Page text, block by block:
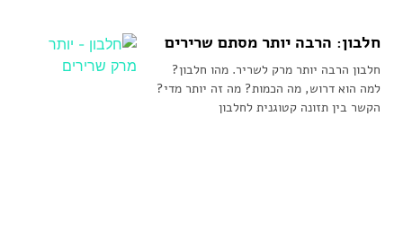
חלבון: הרבה יותר מסתם שרירים
חלבון הרבה יותר מרק לשריר. מהו חלבון?
למה הוא דרוש, מה הכמות? מה זה יותר מדי?
הקשר בין תזונה קטוגנית לחלבון